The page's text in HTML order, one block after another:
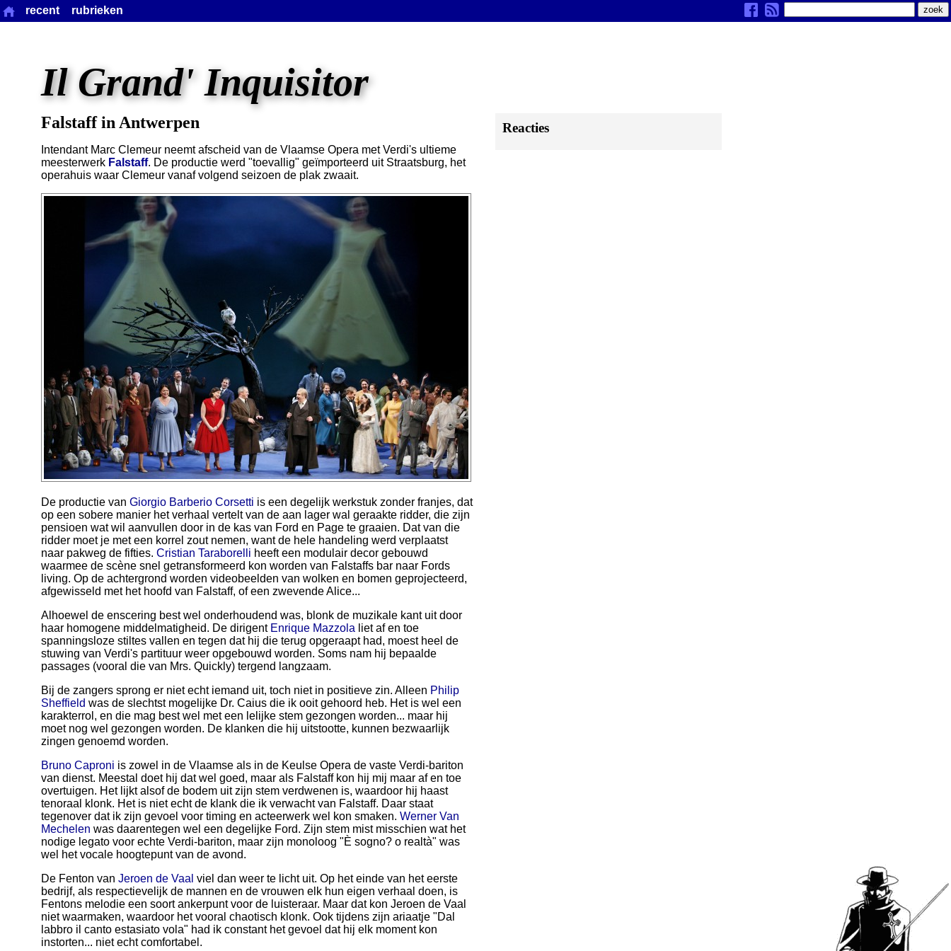
Il Grand' Inquisitor
Falstaff in Antwerpen
Intendant Marc Clemeur neemt afscheid van de Vlaamse Opera met Verdi's ultieme
meesterwerk Falstaff. De productie werd "toevallig" geïmporteerd uit Straatsburg, het
operahuis waar Clemeur vanaf volgend seizoen de plak zwaait.
De productie van Giorgio Barberio Corsetti is een degelijk werkstuk zonder franjes, dat
op een sobere manier het verhaal vertelt van de aan lager wal geraakte ridder, die zijn
pensioen wat wil aanvullen door in de kas van Ford en Page te graaien. Dat van die
ridder moet je met een korrel zout nemen, want de hele handeling werd verplaatst
naar pakweg de fifties. Cristian Taraborelli heeft een modulair decor gebouwd
waarmee de scène snel getransformeerd kon worden van Falstaffs bar naar Fords
living. Op de achtergrond worden videobeelden van wolken en bomen geprojecteerd,
afgewisseld met het hoofd van Falstaff, of een zwevende Alice...
Alhoewel de enscering best wel onderhoudend was, blonk de muzikale kant uit door
haar homogene middelmatigheid. De dirigent Enrique Mazzola liet af en toe
spanningsloze stiltes vallen en tegen dat hij die terug opgeraapt had, moest heel de
stuwing van Verdi's partituur weer opgebouwd worden. Soms nam hij bepaalde
passages (vooral die van Mrs. Quickly) tergend langzaam.
Bij de zangers sprong er niet echt iemand uit, toch niet in positieve zin. Alleen Philip
Sheffield was de slechtst mogelijke Dr. Caius die ik ooit gehoord heb. Het is wel een
karakterrol, en die mag best wel met een lelijke stem gezongen worden... maar hij
moet nog wel gezongen worden. De klanken die hij uitstootte, kunnen bezwaarlijk
zingen genoemd worden.
Bruno Caproni is zowel in de Vlaamse als in de Keulse Opera de vaste Verdi-bariton
van dienst. Meestal doet hij dat wel goed, maar als Falstaff kon hij mij maar af en toe
overtuigen. Het lijkt alsof de bodem uit zijn stem verdwenen is, waardoor hij haast
tenoraal klonk. Het is niet echt de klank die ik verwacht van Falstaff. Daar staat
tegenover dat ik zijn gevoel voor timing en acteerwerk wel kon smaken. Werner Van
Mechelen was daarentegen wel een degelijke Ford. Zijn stem mist misschien wat het
nodige legato voor echte Verdi-bariton, maar zijn monoloog "È sogno? o realtà" was
wel het vocale hoogtepunt van de avond.
De Fenton van Jeroen de Vaal viel dan weer te licht uit. Op het einde van het eerste
bedrijf, als respectievelijk de mannen en de vrouwen elk hun eigen verhaal doen, is
Fentons melodie een soort ankerpunt voor de luisteraar. Maar dat kon Jeroen de Vaal
niet waarmaken, waardoor het vooral chaotisch klonk. Ook tijdens zijn ariaatje "Dal
labbro il canto estasiato vola" had ik constant het gevoel dat hij elk moment kon
instorten... niet echt comfortabel.
Reacties
recent rubrieken